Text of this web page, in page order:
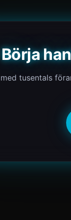
Börja
tusentals